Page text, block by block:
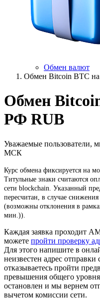
Обмен валют
Обмен Bitcoin BTC
Обмен
РФ RUB
Уважаемые пользователи,
МСК
Курс обмена фиксируется на
Титульные знаки считаются
сети blockchain. Указанный
пересчитан, в случае
(возможны отклонения в
мин.)).
Каждая заявка проходит
можете пройти проверку
Для этого напишите в
неизвестен адрес
отказываетесь пройти
превышения общего
остановлен и мы вернем
вычетом комиссии сети.